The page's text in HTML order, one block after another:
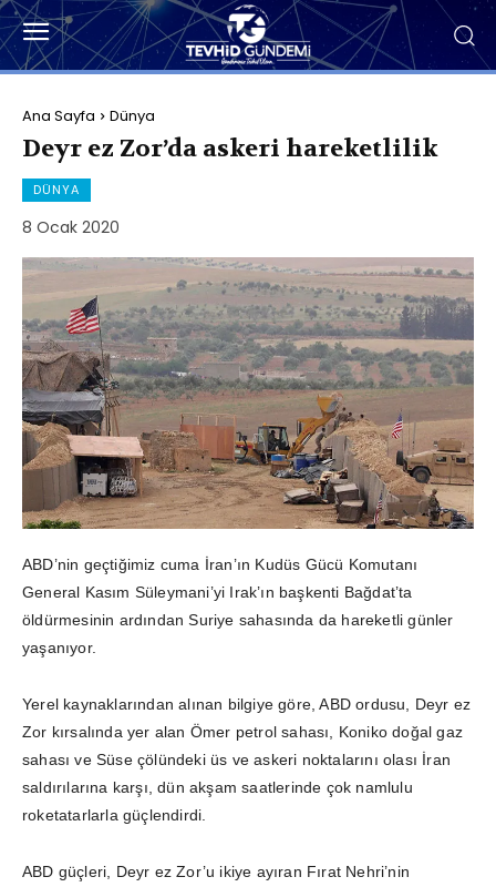
Ana Sayfa Dünya
Deyr ez Zor’da askeri hareketlilik
DÜNYA
8 Ocak 2020
ABD’nin geçtiğimiz cuma İran’ın Kudüs Gücü Komutanı
General Kasım Süleymani’yi Irak’ın başkenti Bağdat’ta
öldürmesinin ardından Suriye sahasında da hareketli günler
yaşanıyor.
Yerel kaynaklarından alınan bilgiye göre, ABD ordusu, Deyr ez
Zor kırsalında yer alan Ömer petrol sahası, Koniko doğal gaz
sahası ve Süse çölündeki üs ve askeri noktalarını olası İran
saldırılarına karşı, dün akşam saatlerinde çok namlulu
roketatarlarla güçlendirdi.
ABD güçleri, Deyr ez Zor’u ikiye ayıran Fırat Nehri’nin